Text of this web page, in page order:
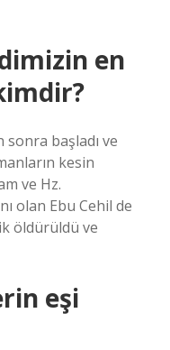
en
sonra başladı ve
kesin
ve Hz.
olan Ebu Cehil de
öldürüldü ve
eşi